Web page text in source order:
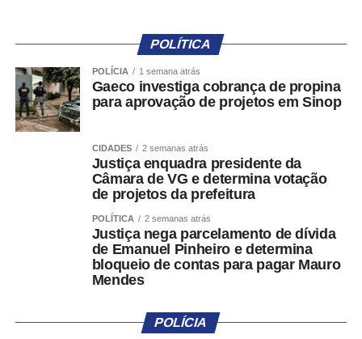
Para acessar o aplicativo, a pessoa usuária deverá se
identificar por meio do e-Título ou da plataforma Gov.br. A
norma, contudo, assegura que a identidade da pessoa
denunciante permanecerá protegida por sigilo,
independentemente da forma de autenticação utilizada.
Classificação das denúncias
Ao registrar uma nova denúncia, a pessoa usuária deverá
informar a descrição da suposta irregularidade. Em
seguida, um agente automatizado fará uma classificação
preliminar da ocorrência em duas categorias: propaganda
eleitoral irregular na internet e outras formas de
Antes do preenchimento das informações
POLÍTICA
POLÍCIA 1 semana atrás
Gaeco investiga cobrança de propina
para aprovação de projetos em Sinop
CIDADES 2 semanas atrás
Justiça enquadra presidente da
Câmara de VG e determina votação
de projetos da prefeitura
POLÍTICA 2 semanas atrás
Justiça nega parcelamento de dívida
de Emanuel Pinheiro e determina
bloqueio de contas para pagar Mauro
Mendes
POLÍCIA